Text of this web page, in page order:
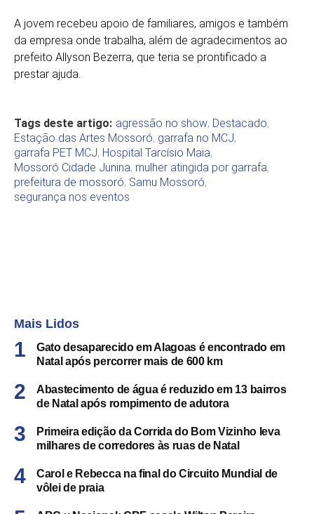
A jovem recebeu apoio de familiares, amigos e também
da empresa onde trabalha, além de agradecimentos ao
prefeito Allyson Bezerra, que teria se prontificado a
prestar ajuda.
Tags deste artigo: agressão no show, Destacado,
Estação das Artes Mossoró, garrafa no MCJ,
garrafa PET MCJ, Hospital Tarcísio Maia,
Mossoró Cidade Junina, mulher atingida por garrafa,
prefeitura de mossoró, Samu Mossoró,
segurança nos eventos
Mais Lidos
Gato desaparecido em Alagoas é encontrado em
Natal após percorrer mais de 600 km
Abastecimento de água é reduzido em 13 bairros
de Natal após rompimento de adutora
Primeira edição da Corrida do Bom Vizinho leva
milhares de corredores às ruas de Natal
Carol e Rebecca na final do Circuito Mundial de
vôlei de praia